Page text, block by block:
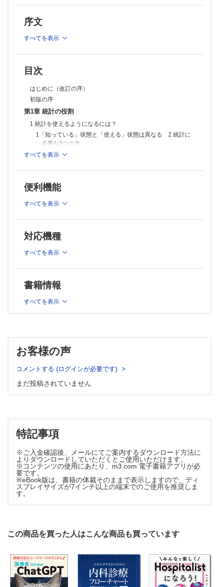
図 10 正規分布に近づける：対数変換と幾何平均
れる感度と特異度 5 陽性的中率と陰性的中率
章末問題
1 母集団の推定
をする 3 95％信頼区間とは 4 95％信頼区間の注意点
3 αエラーとβエラー 4 帰無仮説と対立仮説 5 検定は手順が重要 6
片側検定と両側検定 7 パラメトリック検定とノンパラメトリック検定
3 P値
意な差と，臨床的に意味のある差は区別する 4 検証的なP値と名目上
のP値とは
章末問題
第4章 計画を立てる
1 計画を立てる 2 バイアスを避け，精度を確保する 3 バイアスを避
ける 4 精度の確保
2 バイアスを防ぐ方法
1 ランダム抽出：対象のデータをランダムに集める 2 ランダム割付：
からないようにする
章末問題
1 検定を選択する際のポイント
2 なにを比較している検定か把握する：帰無仮説と対立仮説
3 T検定
1 なにを解析する検定か？ 2 パラメトリック検定 3 帰無仮説と対立
仮説 4 T検定の手順 5 自由度について
1 なにを解析する検定か？ 2 パラメトリックとノンパラメトリックの
うが同じ検定：マンホイットニーのU検定
5 χ二乗検定，フィッシャーの直接確率検定
順 4 フィッシャーの直接確率検定とは
6 分散分析
較をする意味
章末問題
第6章 多重性の問題
1 多重性とはなにか? なぜ問題なのか？
1 宝くじで学ぶ多重性 2 じゃんけんで学ぶ多重性 3 なぜ多重性が問
題なのか
2 多重性を回避するには?
第7章 生存時間解析
1 生存時間解析とは
1「イベント」という概念 2「打ち切り」という概念 3 どのような場
2 カプランマイヤー曲線
1 カプランマイヤー曲線とは 2 どこがイベントで，どこが打ち切
り？ 3 カプランマイヤー曲線から，さらに読み取れることとは
章末問題
第8章 回帰分析
1 回帰分析とは
1 回帰分析とは 2 最後の誤差は何者か？ 3 どうやってa とb を決め
1 共分散分析はどのような解析手法か 2 交絡バイアスを思い出そう
1 ロジスティック回帰分析はどのようなときに使うか？ 2 ロジスティ
ック回帰分析はどのような解析手法か？ 3 結果の解釈のしかた
4 Cox比例ハザードモデル
序文
すべてを表示
目次
はじめに（改訂の序）
初版の序
第1章 統計の役割
1 統計を使えるようになるには？
1「知っている」状態と「使える」状態は異なる 2 統計に
必要な3つの力
2 統計＝P値と思っていませんか？
1 特徴をつかむには，要約統計量とグラフを使う
1 母集団と標本 2 臨床研究における母集団と標本 3 母集
第2章 要約統計量
1 連続データ
る 5 外れ値がある場合はどうするか?：中央値の算出 6
平均値で要約することが適切な状況 7 バラつき度合いも
要約する：分散と標準偏差 8 正規分布とは 9 左右対称
げ図 10 正規分布に近づける：対数変換と幾何平均
る 4 分割表から算出される感度と特異度 5 陽性的中率
と陰性的中率
章末問題
第3章 統計的推測
1 母集団の推定
2 仮説検定
1 統計的検定の結論は，必ず二択 2 統計的検定で重要なこ
ととは？ 3 αエラーとβエラー 4 帰無仮説と対立仮説
5 検定は手順が重要 6 片側検定と両側検定 7 パラメト
リック検定とノンパラメトリック検定
3 P値
1 P値とは 2 T統計量で学ぶ，P値に影響を及ぼす要素 3
統計的に有意な差と，臨床的に意味のある差は区別する
1 計画の重要性：バイアスと精度
2 バイアスを防ぐ方法
1 ランダム抽出：対象のデータをランダムに集める 2 ラン
ダム割付：集めたサンプルをランダムに群に割付ける 3
すべてを表示
便利機能
すべてを表示
対応機種
すべてを表示
書籍情報
すべてを表示
お客様の声
コメントする (ログインが必要です)
まだ投稿されていません
特記事項
※ご入金確認後、メールにてご案内するダウンロード方法に
よりダウンロードしていただくとご使用いただけます。
※コンテンツの使用にあたり、m3.com 電子書籍アプリが必
要です。
※eBook版は、書籍の体裁そのままで表示しますので、ディ
スプレイサイズが7インチ以上の端末でのご使用を推奨しま
す。
この商品を買った人はこんな商品も買っています